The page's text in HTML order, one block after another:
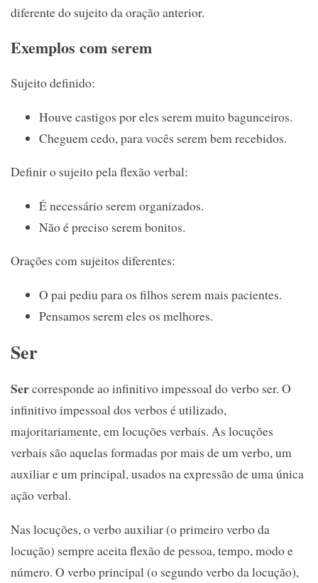
diferente do sujeito da oração anterior.
Exemplos com serem
Sujeito definido:
Houve castigos por eles serem muito bagunceiros.
Cheguem cedo, para vocês serem bem recebidos.
Definir o sujeito pela flexão verbal:
É necessário serem organizados.
Não é preciso serem bonitos.
Orações com sujeitos diferentes:
O pai pediu para os filhos serem mais pacientes.
Pensamos serem eles os melhores.
Ser
Sercorresponde ao infinitivo impessoal do verbo ser. O
infinitivo impessoal dos verbos é utilizado,
majoritariamente, em locuções verbais. As locuções
verbais são aquelas formadas por mais de um verbo, um
auxiliar e um principal, usados na expressão de uma única
ação verbal.
Nas locuções, o verbo auxiliar (o primeiro verbo da
locução) sempre aceita flexão de pessoa, tempo, modo e
número. O verbo principal (o segundo verbo da locução),